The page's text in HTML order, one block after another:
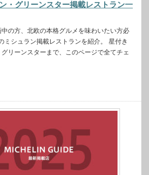
・グリーンスター掲載レストラン一
の方、北欧の本格グルメを味わいたい方必
ミシュラン掲載レストランを紹介。 星付き
リーンスターまで、このページで全てチェ